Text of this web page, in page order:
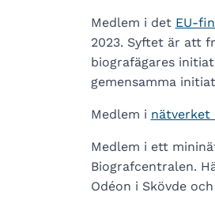
Medlem i det EU-
2023. Syftet är att
biografägares
gemensamma
Medlem i nätverket
Medlem i ett
Biografcentralen.
Odéon i Skövde